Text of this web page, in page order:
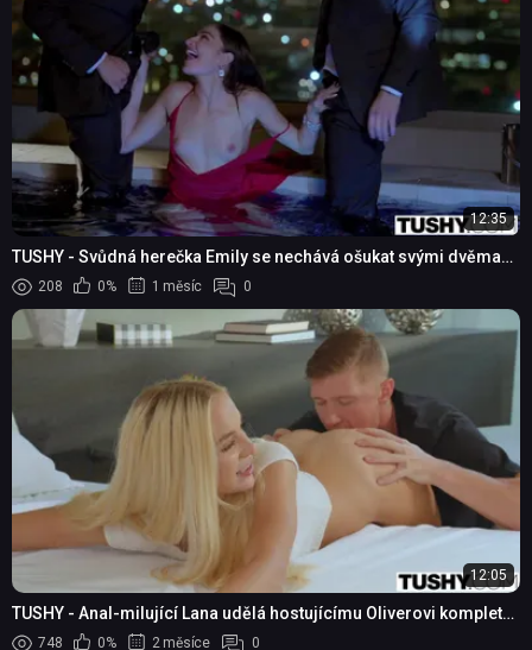
12:35
TUSHY - Svůdná herečka Emily se nechává ošukat svými dvěma
hereckými kolegy
208 0% 1 měsíc 0
12:05
TUSHY - Anal-milující Lana udělá hostujícímu Oliverovi kompletní
prohlídku
748 0% 2 měsíce 0